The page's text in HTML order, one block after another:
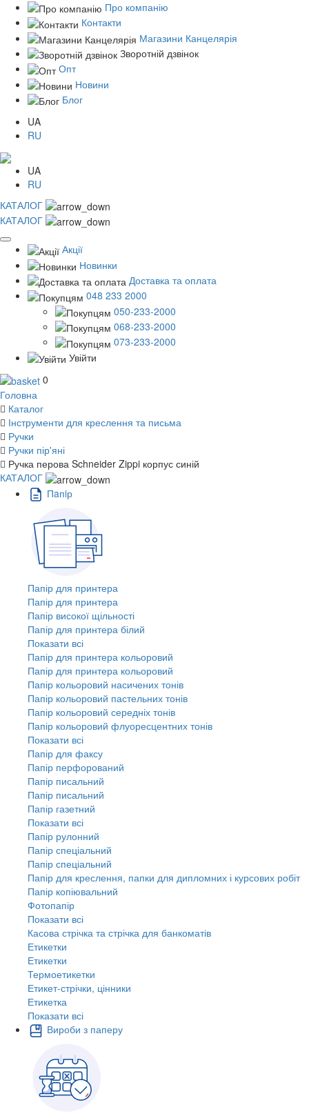
Про компанію
Контакти
Магазини Канцелярія
Зворотній дзвінок
Опт
Новини
Блог
UA
RU
UA
RU
КАТАЛОГ
КАТАЛОГ
Акції
Новинки
Доставка та оплата
048 233 2000
050-233-2000
068-233-2000
073-233-2000
Увійти
0
Головна
Каталог
Інструменти для креслення та письма
Ручки
Ручки пір'яні
Ручка перова Schneider Zippi корпус синій
КАТАЛОГ
Пaпiр
Папір для принтера
Папір для принтера
Папір високої щільності
Папір для принтера білий
Показати всі
Папір для принтера кольоровий
Папір для принтера кольоровий
Папір кольоровий насичених тонів
Папір кольоровий пастельних тонів
Папір кольоровий середніх тонів
Папір кольоровий флуоресцентних тонів
Показати всі
Папір для факсу
Папір перфорований
Папір писальний
Папір писальний
Папір газетний
Показати всі
Папір рулонний
Папір спеціальний
Папір спеціальний
Папір для креслення, папки для дипломних і курсових робіт
Папір копіювальний
Фотопапір
Показати всі
Касова стрічка та стрічка для банкоматів
Етикетки
Етикетки
Термоетикетки
Етикет-стрічки, цінники
Етикетка
Показати всі
Вироби з паперу